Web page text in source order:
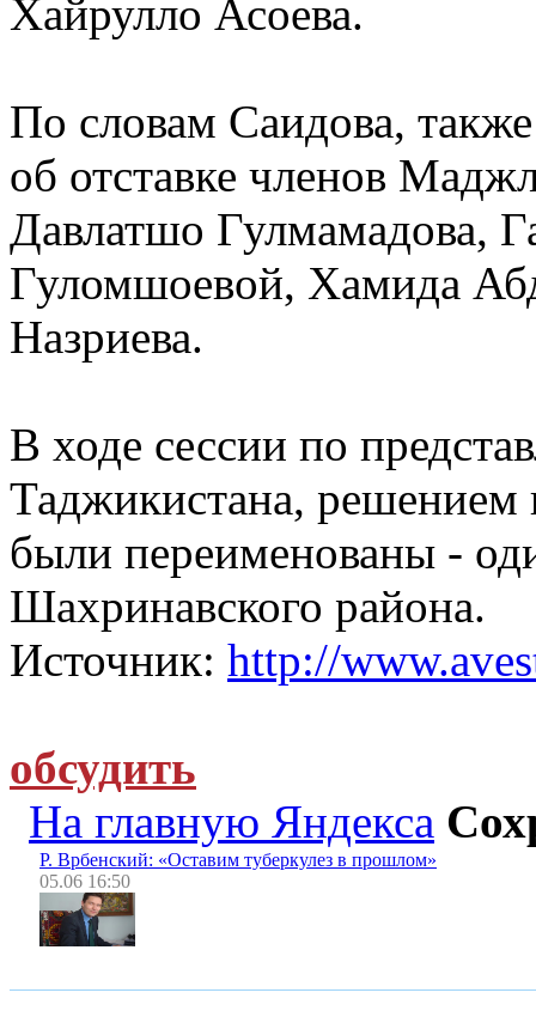
Хайрулло Асоева.
По словам Саидова,
об отставке членов
Давлатшо Гулмамадова,
Гуломшоевой, Хамида
Назриева.
В ходе сессии по
Таджикистана, решением
были переименованы -
Шахринавского района.
Источник: http://
обсудить
На главную Яндекса
Р. Врбенский: «Оставим туберкулез в прошлом»
05.06 16:50